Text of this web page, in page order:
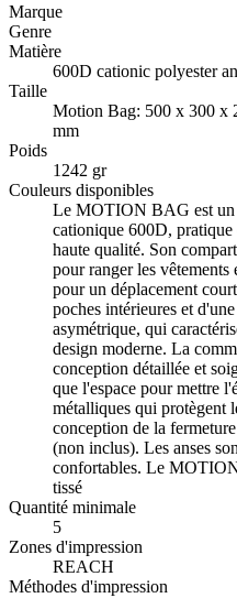
Marque
Genre
Matière
600D cationic polyester
Taille
Motion Bag: 500 x 300 x
mm
Poids
1242 gr
Couleurs disponibles
Le MOTION BAG est un
cationique 600D,
haute qualité. Son
pour ranger les vêtements
pour un déplacement
poches intérieures et
asymétrique, qui
design moderne. La
conception détaillée et
que l'espace pour mettre
métalliques qui protègent
conception de la
(non inclus). Les anses
confortables. Le
tissé
Quantité minimale
5
Zones d'impression
REACH
Méthodes d'impression